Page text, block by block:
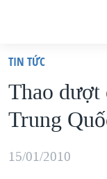
truy
cập
Tới
dung
VIỆT NAM
HOA KỲ
BIỂN ĐÔNG
TIN TỨC
Thao dượt
Trung
15/01/2010